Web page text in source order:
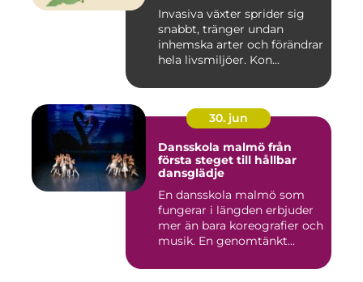
Invasiva växter sprider sig
snabbt, tränger undan
inhemska arter och förändrar
hela livsmiljöer. Kon...
30. jun
Dansskola malmö från
första steget till hållbar
dansglädje
En dansskola malmö som
fungerar i längden erbjuder
mer än bara koreografier och
musik. En genomtänkt...